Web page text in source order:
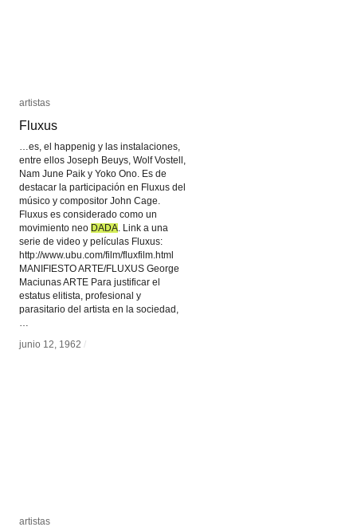
artistas
Fluxus
…es, el happenig y las instalaciones,
entre ellos Joseph Beuys, Wolf Vostell,
Nam June Paik y Yoko Ono. Es de
destacar la participación en Fluxus del
músico y compositor John Cage.
Fluxus es considerado como un
movimiento neo DADA . Link a una
serie de video y películas Fluxus:
http://www.ubu.com/film/fluxfilm.html
MANIFIESTO ARTE/FLUXUS George
Maciunas ARTE Para justificar el
estatus elitista, profesional y
parasitario del artista en la sociedad,
junio 12, 1962 /
artistas
Fluxus
DADA
junio 12, 1962 /
artistas
artistas